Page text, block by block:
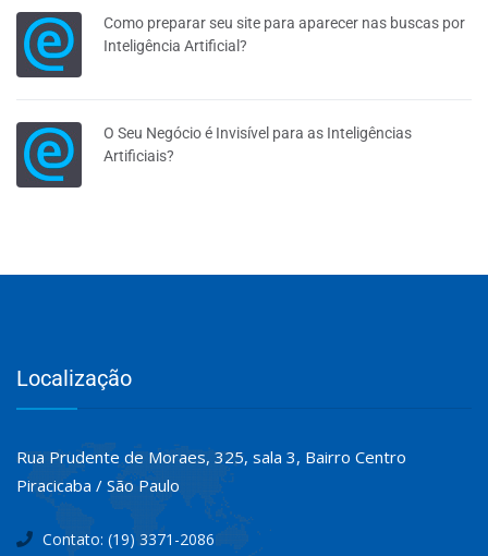
Como preparar seu site para aparecer nas buscas por
Inteligência Artificial?
O Seu Negócio é Invisível para as Inteligências
Artificiais?
Localização
Rua Prudente de Moraes, 325, sala 3, Bairro Centro
Piracicaba / São Paulo
Contato: (19) 3371-2086